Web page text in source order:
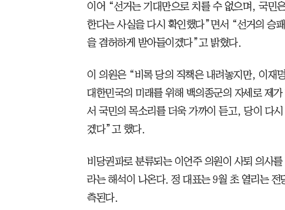
이어 “선거는 기대만으로 치를 수 없으며, 국민
한다는 사실을 다시 확인했다”면서 “선거의 승
을 겸허하게 받아들이겠다”고 밝혔다.
이 의원은 “비록 당의 직책은 내려놓지만, 이재
대한민국의 미래를 위해 백의종군의 자세로 제
서 국민의 목소리를 더욱 가까이 듣고, 당이 다
겠다”고 했다.
비당권파로 분류되는 이언주 의원이 사퇴 의사
라는 해석이 나온다. 정 대표는 9월 초 열리는
측된다.